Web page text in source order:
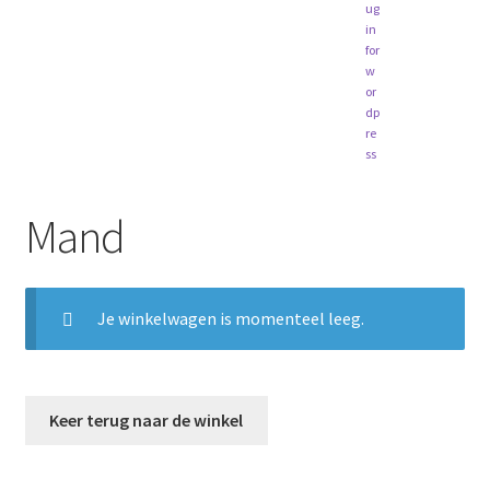
Mand
Je winkelwagen is momenteel leeg.
Keer terug naar de winkel